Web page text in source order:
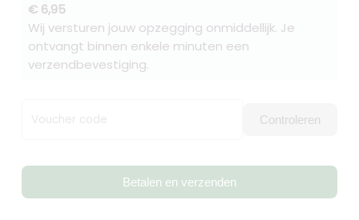
€ 6,95
Wij versturen jouw opzegging onmiddellijk. Je
ontvangt binnen enkele minuten een
verzendbevestiging.
Voucher code Controleren
Betalen en verzenden